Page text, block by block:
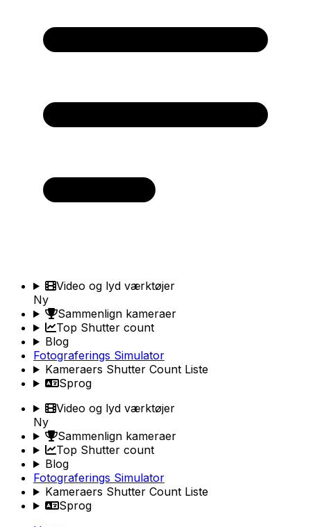
Video og lyd værktøjer
Ny
Sammenlign kameraer
Top Shutter count
Blog
Fotograferings Simulator
Kameraers Shutter Count Liste
Sprog
Video og lyd værktøjer
Ny
Sammenlign kameraer
Top Shutter count
Blog
Fotograferings Simulator
Kameraers Shutter Count Liste
Sprog